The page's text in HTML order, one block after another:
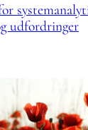
udfordringer